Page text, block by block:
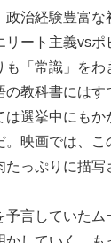
治経験豊富
ート主義vs
「常識」を
教科書には
選挙中にも
映画では、
っぷりに描写
言していたム